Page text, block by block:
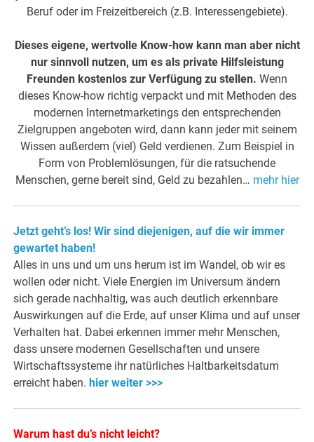
Beruf oder im Freizeitbereich (z.B. Interessengebiete).
Dieses eigene, wertvolle Know-how kann man aber nicht
nur sinnvoll nutzen, um es als private Hilfsleistung
Freunden kostenlos zur Verfügung zu stellen. Wenn
dieses Know-how richtig verpackt und mit Methoden des
modernen Internetmarketings den entsprechenden
Zielgruppen angeboten wird, dann kann jeder mit seinem
Wissen außerdem (viel) Geld verdienen. Zum Beispiel in
Form von Problemlösungen, für die ratsuchende
Menschen, gerne bereit sind, Geld zu bezahlen… mehr hier
Jetzt geht’s los! Wir sind diejenigen, auf die wir immer
gewartet haben!
Alles in uns und um uns herum ist im Wandel, ob wir es
wollen oder nicht. Viele Energien im Universum ändern
sich gerade nachhaltig, was auch deutlich erkennbare
Auswirkungen auf die Erde, auf unser Klima und auf unser
Verhalten hat. Dabei erkennen immer mehr Menschen,
dass unsere modernen Gesellschaften und unsere
Wirtschaftssysteme ihr natürliches Haltbarkeitsdatum
erreicht haben. hier weiter >>>
Warum hast du’s nicht leicht?